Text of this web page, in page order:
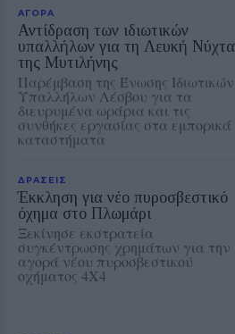
ΑΓΟΡΑ
Αντίδραση των ιδιωτικών
υπαλλήλων για τη Λευκή Νύχτα
της Μυτιλήνης
Παρέμβαση της Ένωσης Ιδιωτικών
Υπαλλήλων Λέσβου για τα
διευρυμένα ωράρια και τις
συνθήκες εργασίας στα εμπορικά
καταστήματα
ΔΡΑΣΕΙΣ
Έκκληση για νέο πυροσβεστικό
όχημα στο Πλωμάρι
Ξεκίνησε εκστρατεία
συγκέντρωσης χρημάτων για την
αγορά νέου πυροσβεστικού
οχήματος 4Χ4